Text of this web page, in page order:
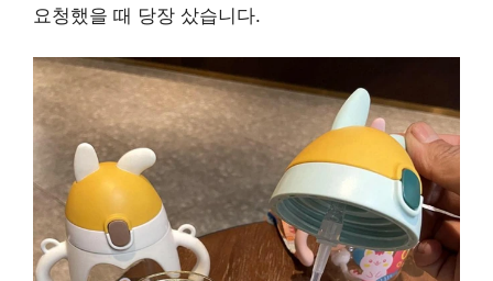
요청했을 때 당장 샀습니다.